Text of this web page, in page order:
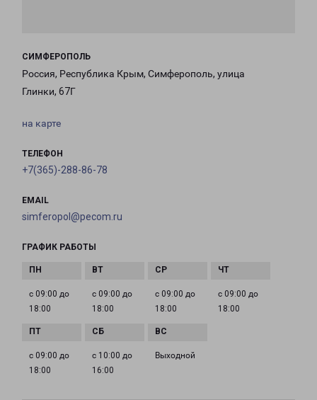
СИМФЕРОПОЛЬ
Россия, Республика Крым, Симферополь, улица
Глинки, 67Г
на карте
ТЕЛЕФОН
+7(365)-288-86-78
EMAIL
simferopol@pecom.ru
ГРАФИК РАБОТЫ
с 09:00 до
18:00
с 09:00 до
18:00
с 09:00 до
18:00
с 09:00 до
18:00
с 09:00 до
18:00
с 10:00 до
16:00
Выходной